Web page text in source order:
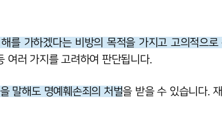
를 가하겠다는 비방의 목적을 가지고 고의적으
여러 가지를 고려하여 판단됩니다.
말해도 명예훼손죄의 처벌을 받을 수 있습니다.